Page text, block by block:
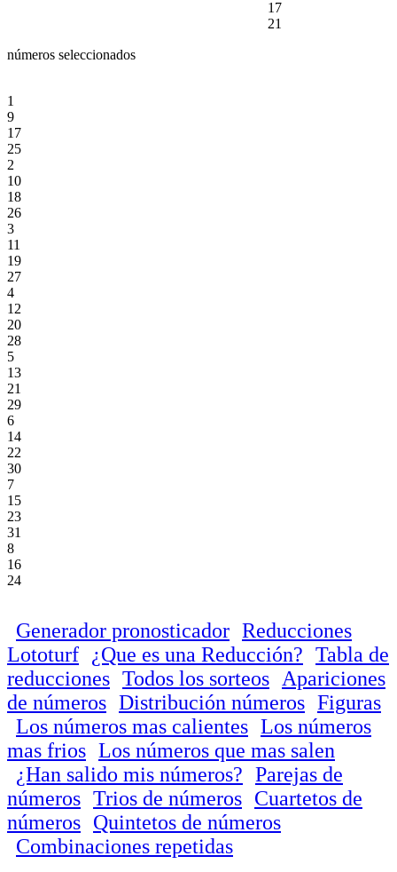
17
21
números seleccionados
1
9
17
25
2
10
18
26
3
11
19
27
4
12
20
28
5
13
21
29
6
14
22
30
7
15
23
31
8
16
24
Generador pronosticador Reducciones
Lototurf
¿Que es una Reducción? Tabla de
reducciones Todos los sorteos
Apariciones
de números Distribución números Figuras
Los números mas calientes Los números
mas frios Los números que mas salen
¿Han salido mis números? Parejas de
números Trios de números Cuartetos de
números Quintetos de números
Combinaciones repetidas